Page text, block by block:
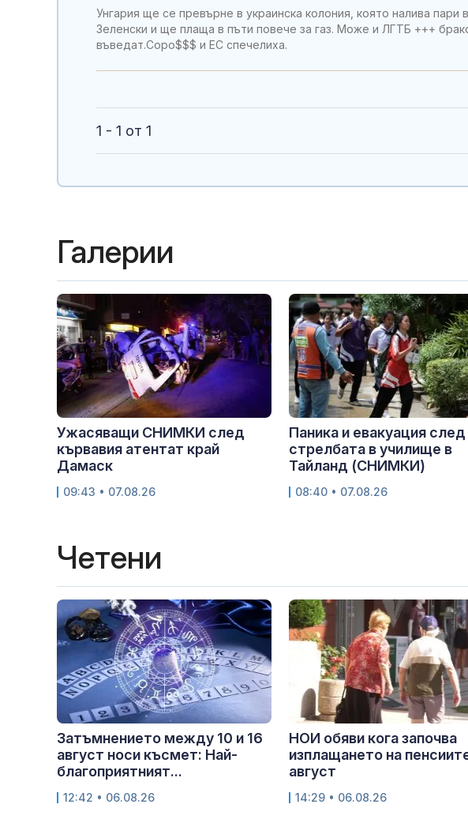
Унгария ще се превърне в украинска колония, която налива пари
Зеленски и ще плаща в пъти повече за газ. Може и ЛГТБ +++
въведат.Соро$$$ и ЕС спечелиха.
1 - 1 от 1
Галерии
Ужасяващи СНИМКИ след
кървавия атентат край
Дамаск
09:43 • 07.08.26
Паника и евакуация след
стрелбата в училище в
Тайланд (СНИМКИ)
08:40 • 07.08.26
Четени
Затъмнението между 10 и 16
август носи късмет: Най-
благоприятният...
12:42 • 06.08.26
НОИ обяви кога започва
изплащането на
август
14:29 • 06.08.26